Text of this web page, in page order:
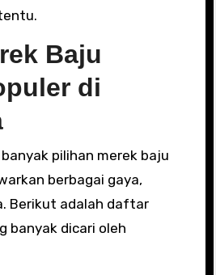
Baju
di
pilihan merek baju
berbagai gaya,
Berikut adalah daftar
banyak dicari oleh